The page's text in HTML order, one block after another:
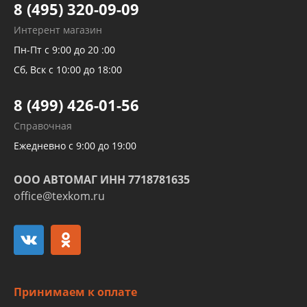
Тормозных трубок
Рукавов гидроусилителей
Рукавов компрессоров и турбин
Трубок кондиционеров
Развертка пайка медных стальных
алюминиевых трубок и штуцеров
8 (495) 320-09-09
Интерент магазин
Пн-Пт с 9:00 до 20 :00
Сб, Вск с 10:00 до 18:00
8 (499) 426-01-56
Справочная
Ежедневно с 9:00 до 19:00
ООО АВТОМАГ ИНН 7718781635
office@texkom.ru
Принимаем к оплате